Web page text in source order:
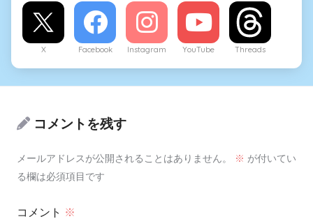
X Facebook Instagram YouTube Threads
コメントを残す
メールアドレスが公開されることはありません。 ※ が付いてい
る欄は必須項目です
コメント ※